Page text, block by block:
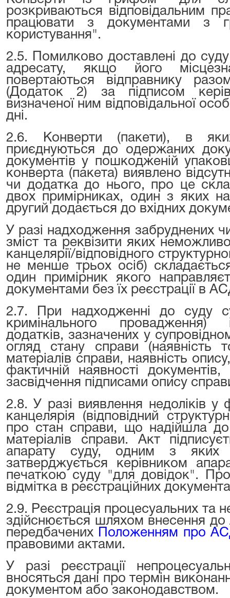
розкриваються відповідальним
працювати з документами з
користування".
2.5. Помилково доставлені до
адресату, якщо його
повертаються відправнику
(Додаток 2) за підписом
визначеної ним відповідальної
дні.
2.6. Конверти (пакети), в
приєднуються до одержаних
документів у пошкодженій
конверта (пакета) виявлено
чи додатка до нього, про це
двох примірниках, один з яких
другий додається до вхідних
У разі надходження забруднених
зміст та реквізити яких
канцелярії/відповідного
не менше трьох осіб)
один примірник якого
документами без їх реєстрації в
2.7. При надходженні до суду
кримінального провадження)
додатків, зазначених у
огляд стану справи (наявність
матеріалів справи, наявність
фактичній наявності
засвідчення підписами опису
2.8. У разі виявлення недоліків у
канцелярія (відповідний
про стан справи, що надійшла
матеріалів справи. Акт
апарату суду, одним з яких є
затверджується керівником
печаткою суду "для довідок".
відмітка в реєстраційних
2.9. Реєстрація процесуальних та
здійснюється шляхом внесення
передбачених
Положенням про
правовими актами.
У разі реєстрації
вносяться дані про термін
документом або законодавством.